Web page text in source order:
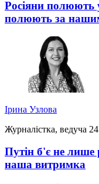
Росіяни полюють
полюють за
Ірина Узлова
Журналістка, ведуча
Путін б'є не лише
наша витримка